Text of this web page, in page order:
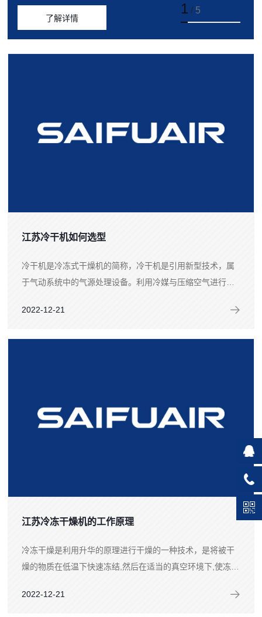
CO2纯化气设...
了解详情
1 / 5
江苏冷干机如何选型
冷干机是冷冻式干燥机的简称，冷干机是引用新型技术，属
于气动系统中的气源处理设备。利用冷媒与压缩空气进行热
户对气源品质的需求不断发展，冷干机被越来...
2022-12-21
江苏冷冻干燥机的工作原理
冷冻干燥是利用升华的原理进行干燥的一种技术，是将被干
燥的物质在低温下快速冻结,然后在适当的真空环境下,使冻结
物称作冻干物（lyophilizer）...
2022-12-21